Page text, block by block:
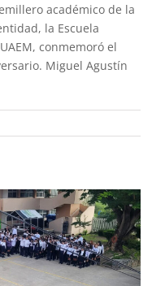
académico de la
la Escuela
conmemoró el
Miguel Agustín
Tlaltizapán